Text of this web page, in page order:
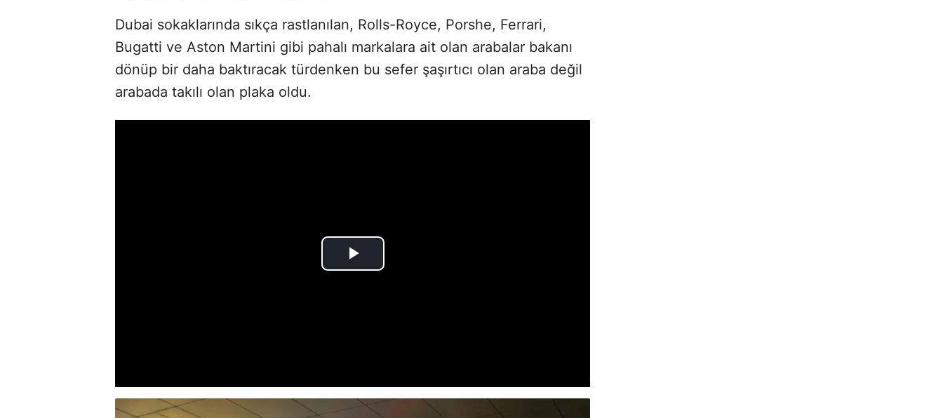
Dubai sokaklarında sıkça rastlanılan, Rolls-Royce, Porshe, Ferrari,
Bugatti ve Aston Martini gibi pahalı markalara ait olan arabalar bakanı
dönüp bir daha baktıracak türdenken bu sefer şaşırtıcı olan araba değil
arabada takılı olan plaka oldu.